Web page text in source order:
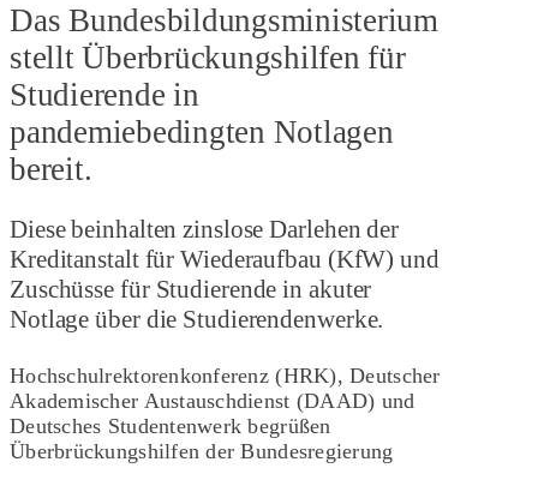
Das Bundesbildungsministerium
stellt Überbrückungshilfen für
Studierende in
pandemiebedingten Notlagen
bereit.
Diese beinhalten zinslose Darlehen der
Kreditanstalt für Wiederaufbau (KfW) und
Zuschüsse für Studierende in akuter
Notlage über die Studierendenwerke.
Hochschulrektorenkonferenz (HRK), Deutscher
Akademischer Austauschdienst (DAAD) und
Deutsches Studentenwerk begrüßen
Überbrückungshilfen der Bundesregierung